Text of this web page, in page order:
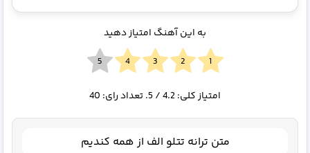
به این آهنگ امتیاز دهید
امتیاز کلی:4.2/ 5. تعداد رای: 40
متن ترانه تتلو الف از همه کندیم